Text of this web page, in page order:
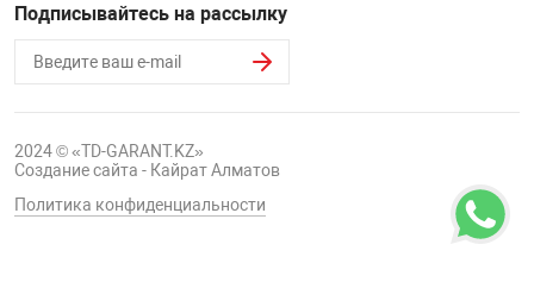
Подписывайтесь на рассылку
2024 © «TD-GARANT.KZ»
Создание сайта - Кайрат Алматов
Политика конфиденциальности